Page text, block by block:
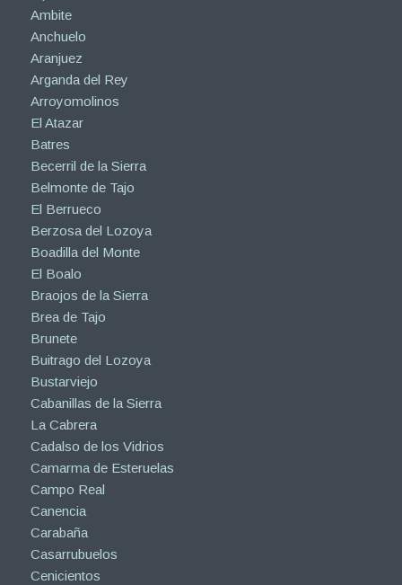
Ambite
Anchuelo
Aranjuez
Arganda del Rey
Arroyomolinos
El Atazar
Batres
Becerril de la Sierra
Belmonte de Tajo
El Berrueco
Berzosa del Lozoya
Boadilla del Monte
El Boalo
Braojos de la Sierra
Brea de Tajo
Brunete
Buitrago del Lozoya
Bustarviejo
Cabanillas de la Sierra
La Cabrera
Cadalso de los Vidrios
Camarma de Esteruelas
Campo Real
Canencia
Carabaña
Casarrubuelos
Cenicientos